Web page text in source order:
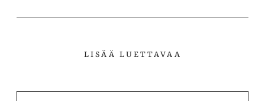
LISÄÄ LUETTAVAA